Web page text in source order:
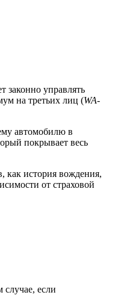
законно управлять
на третьих лиц (WA-
автомобилю в
покрывает весь
как история вождения,
от страховой
если